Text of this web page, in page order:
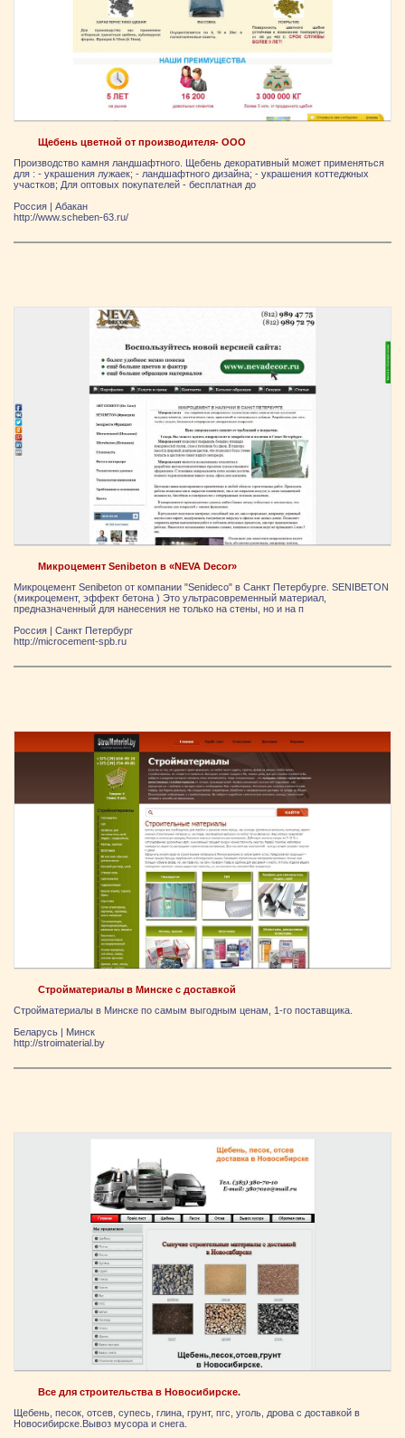
Щебень цветной от производителя- ООО
Производство камня ландшафтного. Щебень декоративный может применяться
для : - украшения лужаек; - ландшафтного дизайна; - украшения коттеджных
участков; Для оптовых покупателей - бесплатная до
Россия
Абакан
http://www.scheben-63.ru/
Микроцемент Senibeton в «NEVA Decor»
Микроцемент Senibeton от компании "Senideco" в Санкт Петербурге. SENIBETON
(микроцемент, эффект бетона ) Это ультрасовременный материал,
предназначенный для нанесения не только на стены, но и на п
Россия | Санкт Петербург
http://microcement-spb.ru
Стройматериалы в Минске с доставкой
Стройматериалы в Минске по самым выгодным ценам, 1-го поставщика.
Беларусь
Минск
http://stroimaterial.by
Все для строительства в Новосибирске.
Щебень, песок, отсев, супесь, глина, грунт, пгс, уголь, дрова с доставкой в
Новосибирске.Вывоз мусора и снега.